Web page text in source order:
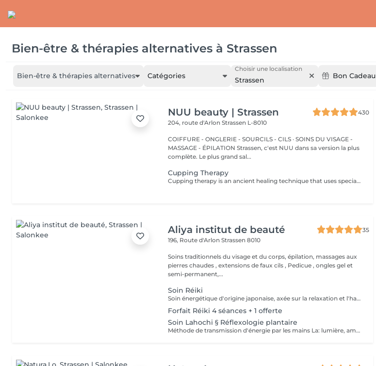
Bien-être & thérapies alternatives à Strassen
Bien-être & thérapies alternatives Catégories
Choisir une localisation
Strassen Bon Cadeau
NUU beauty | Strassen
430
204, route d'ArlonStrassen L-8010
COIFFURE - ONGLERIE - SOURCILS - CILS · SOINS DU VISAGE -
MASSAGE - ÉPILATION Strassen, c'est NUU dans sa version la plus
complète. Le plus grand sal...
Cupping Therapy
Cupping therapy is an ancient healing technique that uses special cups to create gentle suction on the skin. This suction promotes blood flow, relieves muscle tension, reduces inflammation, and supports deep relaxation. The treatment can help release toxins, improve circulation, and ease chronic pain or stiffness. *Please note that cupping therapy could just be added to a massage service with includes back massage.
Aliya institut de beauté
35
196, Route d'ArlonStrassen 8010
Soins traditionnels du visage et du corps, épilation, massages aux
pierres chaudes , extensions de faux cils , Pedicue , ongles gel et
semi-permanent,...
Soin Réiki
Soin énergétique d'origine japonaise, axée sur la relaxation et l'harmonisation du corps et de l'esprit. REI: universel KI: énergie vital Le praticien pose doucement les mains sur les différentes zones , il n'y a pas de manipulation ou de pression. Effets: -Réduction du stress et de l'anxiété -Sensation de calme et de lâcher prise -Aide à apaiser le mental -favorise l'endormissement -Aide à relâcher les tensions émotionnelles le réiki est une pratique douce qui vise surtout : -la détente -l'équilibre émotionnel -le bien-être global A faire seul ou en cure de 4 séances
Forfait Réiki 4 séances + 1 offerte
Soin Lahochi § Réflexologie plantaire
Méthode de transmission d'énergie par les mains La: lumière, amour HO: mouvement de l'énergie CHI: energie vitale Effets: -Diminue le stress -Procure un calme profond et durable -Aide à harmoniser le corps et l'esprit - Energie retrouvée - Favorise le lâcher-prise -Harmonisation des Chakras Couplé à la réflexologie plantaire c'est un soin qui apporte une relaxation complète et durable alliant les bienfaits du soin énergétique et ceux de la réflexologie . A faire seul ou en cure de 4 séances "Détente absolue "